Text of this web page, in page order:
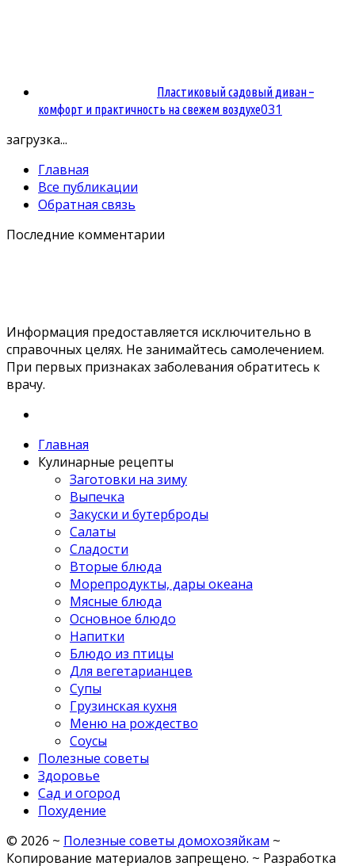
Пластиковый садовый диван –
комфорт и практичность на свежем воздухе031
загрузка...
Главная
Все публикации
Обратная связь
Последние комментарии
Информация предоставляется исключительно в
справочных целях. Не занимайтесь самолечением.
При первых признаках заболевания обратитесь к
врачу.
Главная
Кулинарные рецепты
Заготовки на зиму
Выпечка
Закуски и бутерброды
Салаты
Сладости
Вторые блюда
Морепродукты, дары океана
Мясные блюда
Основное блюдо
Напитки
Блюдо из птицы
Для вегетарианцев
Супы
Грузинская кухня
Меню на рождество
Соусы
Полезные советы
Здоровье
Сад и огород
Похудение
© 2026 ~ Полезные советы домохозяйкам ~
Копирование материалов запрещено. ~ Разработка